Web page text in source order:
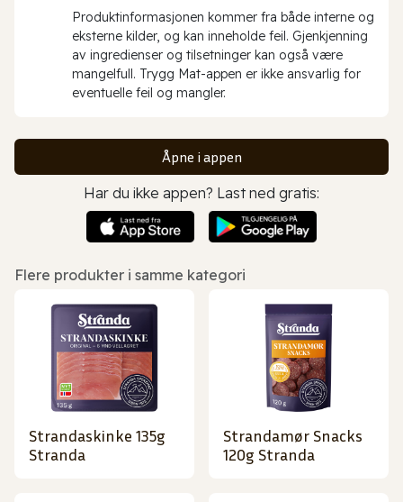
Produktinformasjonen kommer fra både interne og
eksterne kilder, og kan inneholde feil. Gjenkjenning
av ingredienser og tilsetninger kan også være
mangelfull. Trygg Mat-appen er ikke ansvarlig for
eventuelle feil og mangler.
Åpne i appen
Har du ikke appen? Last ned gratis:
Flere produkter i samme kategori
Strandaskinke 135g
Stranda
Strandamør Snacks
120g Stranda